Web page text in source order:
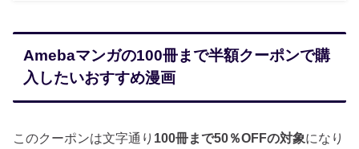
Amebaマンガの100冊まで半額クーポンで購
入したいおすすめ漫画
このクーポンは文字通り 100冊まで50％OFFの対象になり